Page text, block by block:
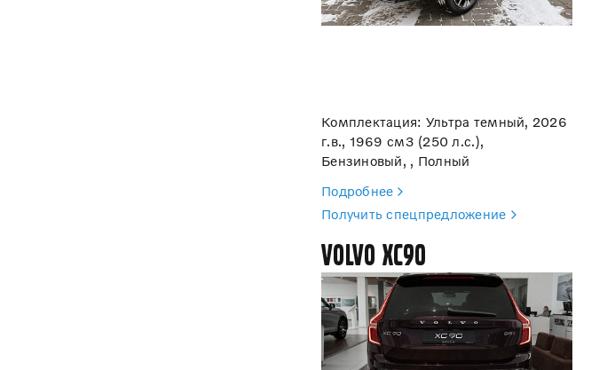
Комплектация: Ультра темный, 2026
г.в., 1969 см3 (250 л.с.),
Бензиновый, , Полный
Подробнее
Получить спецпредложение
Volvo XC90